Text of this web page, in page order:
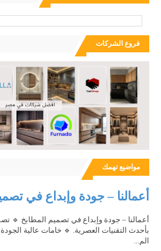
فروع الشركات
مواضيع تهمك
أعمالنا – جودة وإبداع في
أعمالنا – جودة وإبداع في تصميم المطابخ 🔹
بأحدث التقنيات العصرية. 🔹 خامات عالية
الم...